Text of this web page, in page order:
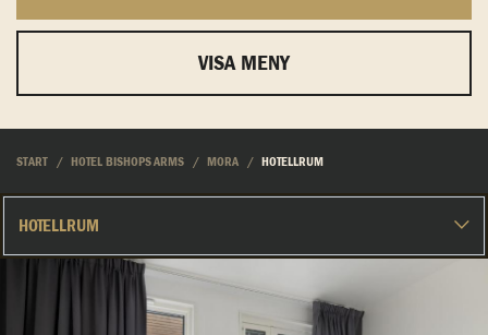
VISA MENY
START HOTEL BISHOPS ARMS MORA HOTELLRUM